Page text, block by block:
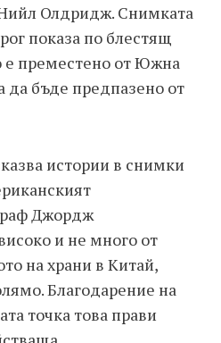
Олдридж. Снимката
показа по блестящ
е преместено от Южна
да бъде предпазено от
истории в снимки
Джордж
и не много от
на храни в Китай,
Благодарение на
точка това прави